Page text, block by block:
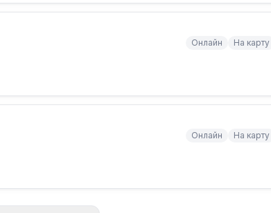
Онлайн На карту
Онлайн На карту